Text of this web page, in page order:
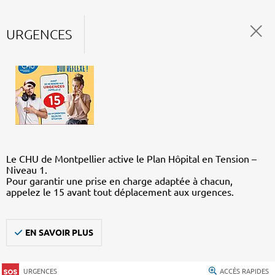
URGENCES
Le CHU de Montpellier active le Plan Hôpital en Tension –
Niveau 1.
Pour garantir une prise en charge adaptée à chacun,
appelez le 15 avant tout déplacement aux urgences.
EN SAVOIR PLUS
URGENCES ACCÈS RAPIDES